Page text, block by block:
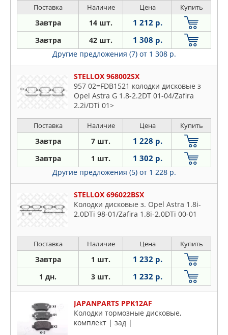
Поставка Наличие Цена Купить
Завтра 14 шт. 1 212 р.
Завтра 42 шт. 1 308 р.
Другие предложения (7) от 1 308 р.
STELLOX 968002SX
957 02=FDB1521 колодки дисковые з
Opel Astra G 1.8-2.2DT 01-04/Zafira
2.2i/DTi 01>
Поставка Наличие Цена Купить
Завтра 7 шт. 1 228 р.
Завтра 1 шт. 1 302 р.
Другие предложения (5) от 1 228 р.
STELLOX 696022BSX
Колодки дисковые з. Opel Astra 1.8i-
2.0DTi 98-01/Zafira 1.8i-2.0DTi 00-01
Поставка Наличие Цена Купить
Завтра 1 шт. 1 232 р.
1 дн. 3 шт. 1 232 р.
JAPANPARTS PPK12AF
Колодки тормозные дисковые,
комплект | зад |